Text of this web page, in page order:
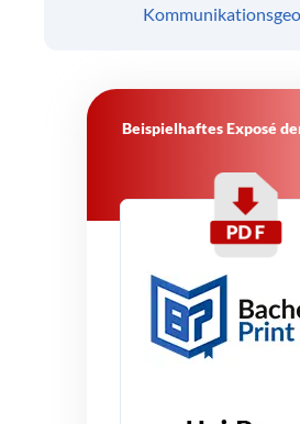
Beispielhaftes Exposé